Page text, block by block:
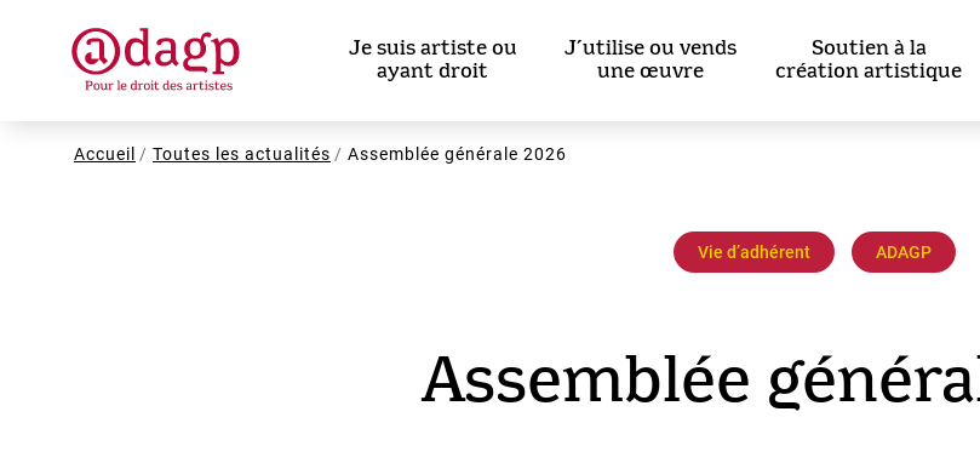
Je suis artiste ou
ayant droit
J’utilise ou vends
une œuvre
Soutien à la
création artistique
Fil
Accueil Toutes les actualités Assemblée générale 2026
Vie dʼadhérent ADAGP
Assemblée